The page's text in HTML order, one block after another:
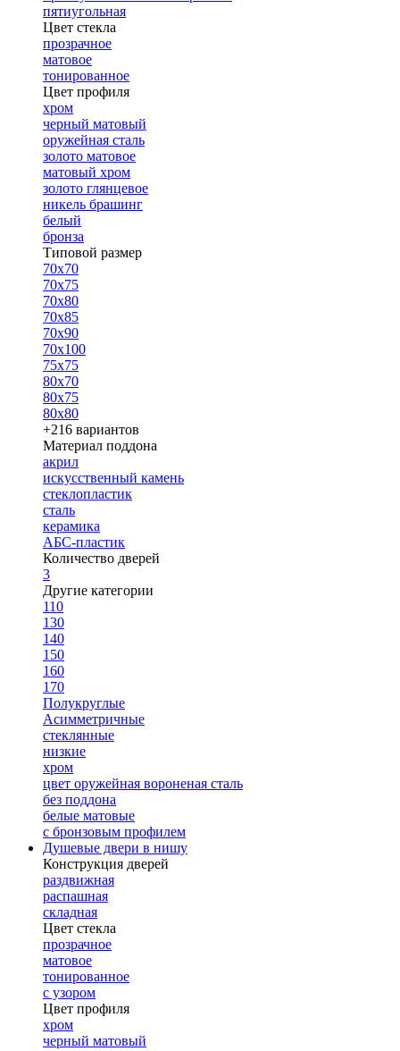
пятиугольная
Цвет стекла
прозрачное
матовое
тонированное
Цвет профиля
хром
черный матовый
оружейная сталь
золото матовое
матовый хром
золото глянцевое
никель брашинг
белый
бронза
Типовой размер
70х70
70х75
70х80
70х85
70х90
70х100
75х75
80х70
80х75
80х80
+216 вариантов
Материал поддона
акрил
искусственный камень
стеклопластик
сталь
керамика
АБС-пластик
Количество дверей
3
Другие категории
110
130
140
150
160
170
Полукруглые
Асимметричные
стеклянные
низкие
хром
цвет оружейная вороненая сталь
без поддона
белые матовые
с бронзовым профилем
Душевые двери в нишу
Конструкция дверей
раздвижная
распашная
складная
Цвет стекла
прозрачное
матовое
тонированное
с узором
Цвет профиля
хром
черный матовый